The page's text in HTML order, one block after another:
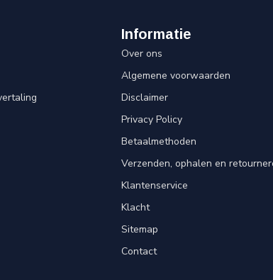
Informatie
Over ons
Algemene voorwaarden
Disclaimer
Privacy Policy
Betaalmethoden
Verzenden, ophalen en
Klantenservice
Klacht
Sitemap
Contact